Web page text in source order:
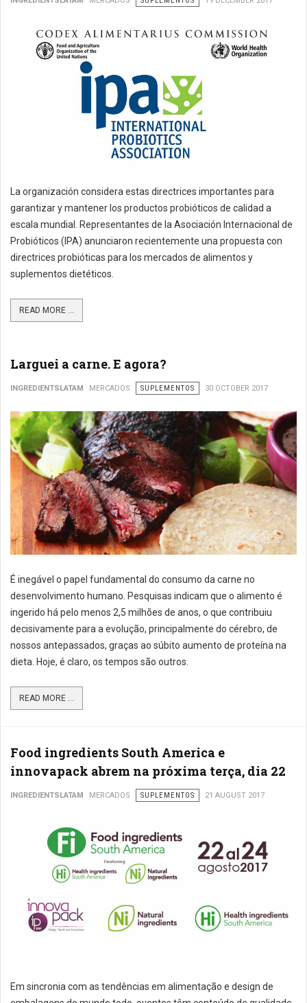
La organización considera estas directrices importantes para
garantizar y mantener los productos probióticos de calidad a
escala mundial. Representantes de la Asociación Internacional de
Probióticos (IPA) anunciaron recientemente una propuesta con
directrices probióticas para los mercados de alimentos y
suplementos dietéticos.
READ MORE ...
Larguei a carne. E agora?
INGREDIENTSLATAM MERCADOS SUPLEMENTOS 30 OCTOBER 2017
É inegável o papel fundamental do consumo da carne no
desenvolvimento humano. Pesquisas indicam que o alimento é
ingerido há pelo menos 2,5 milhões de anos, o que contribuiu
decisivamente para a evolução, principalmente do cérebro, de
nossos antepassados, graças ao súbito aumento de proteína na
dieta. Hoje, é claro, os tempos são outros.
READ MORE ...
Food ingredients South America e
innovapack abrem na próxima terça, dia 22
INGREDIENTSLATAM MERCADOS SUPLEMENTOS 21 AUGUST 2017
Em sincronia com as tendências em alimentação e design de